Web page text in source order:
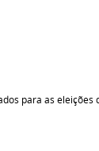
para as eleições